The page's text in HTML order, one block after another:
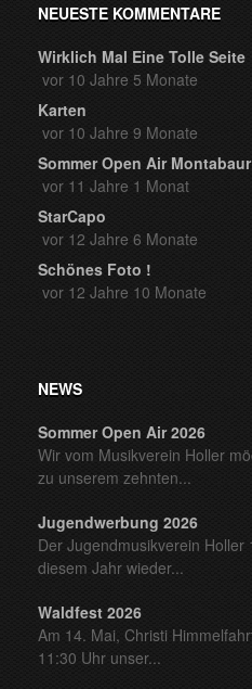
NEUESTE KOMMENTARE
Wirklich Mal Eine Tolle Seite
vor 10 Jahre 5 Monate
Karten
vor 10 Jahre 9 Monate
Sommer Open Air Montabaur
vor 11 Jahre 1 Monat
StarCapo
vor 12 Jahre 6 Monate
Schönes Foto !
vor 12 Jahre 10 Monate
NEWS
Sommer Open Air 2026
Wir vom Musikverein Holler
zu unserem zehnten...
Jugendwerbung 2026
Der Jugendmusikverein Holler
diesem Jahr wieder...
Waldfest 2026
Am 14. Mai, Christi
11:30 Uhr unser...